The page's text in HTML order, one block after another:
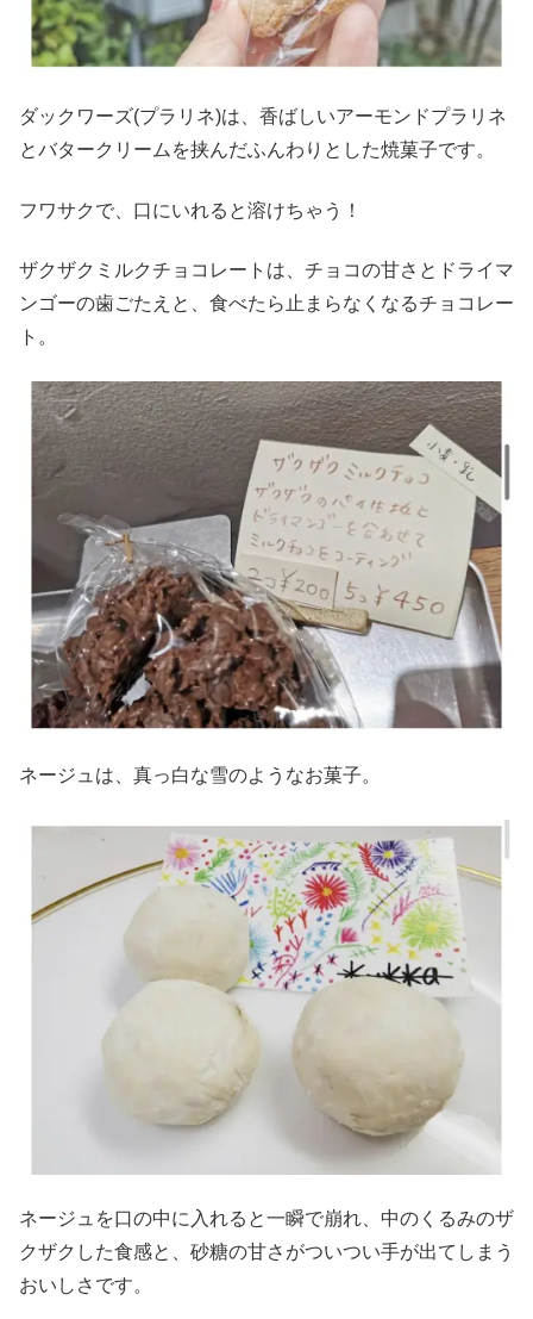
ダックワーズ(プラリネ)は、香ばしいアーモンドプラリネ
とバタークリームを挟んだふんわりとした焼菓子です。
フワサクで、口にいれると溶けちゃう！
ザクザクミルクチョコレートは、チョコの甘さとドライマ
ンゴーの歯ごたえと、食べたら止まらなくなるチョコレー
ト。
ネージュは、真っ白な雪のようなお菓子。
ネージュを口の中に入れると一瞬で崩れ、中のくるみのザ
クザクした食感と、砂糖の甘さがついつい手が出てしまう
おいしさです。